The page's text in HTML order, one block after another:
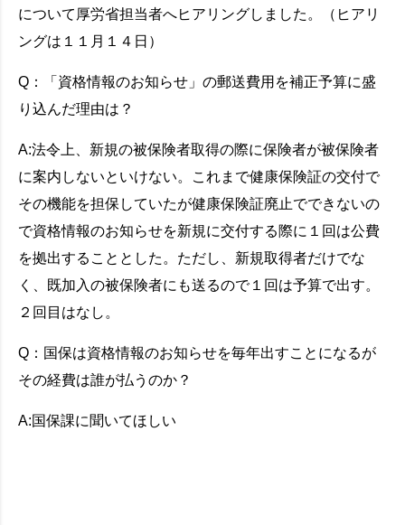
について厚労省担当者へヒアリングしました。（ヒアリ
ングは１１月１４日）
Q：「資格情報のお知らせ」の郵送費用を補正予算に盛
り込んだ理由は？
A:法令上、新規の被保険者取得の際に保険者が被保険者
に案内しないといけない。これまで健康保険証の交付で
その機能を担保していたが健康保険証廃止でできないの
で資格情報のお知らせを新規に交付する際に１回は公費
を拠出することとした。ただし、新規取得者だけでな
く、既加入の被保険者にも送るので１回は予算で出す。
２回目はなし。
Q：国保は資格情報のお知らせを毎年出すことになるが
その経費は誰が払うのか？
A:国保課に聞いてほしい